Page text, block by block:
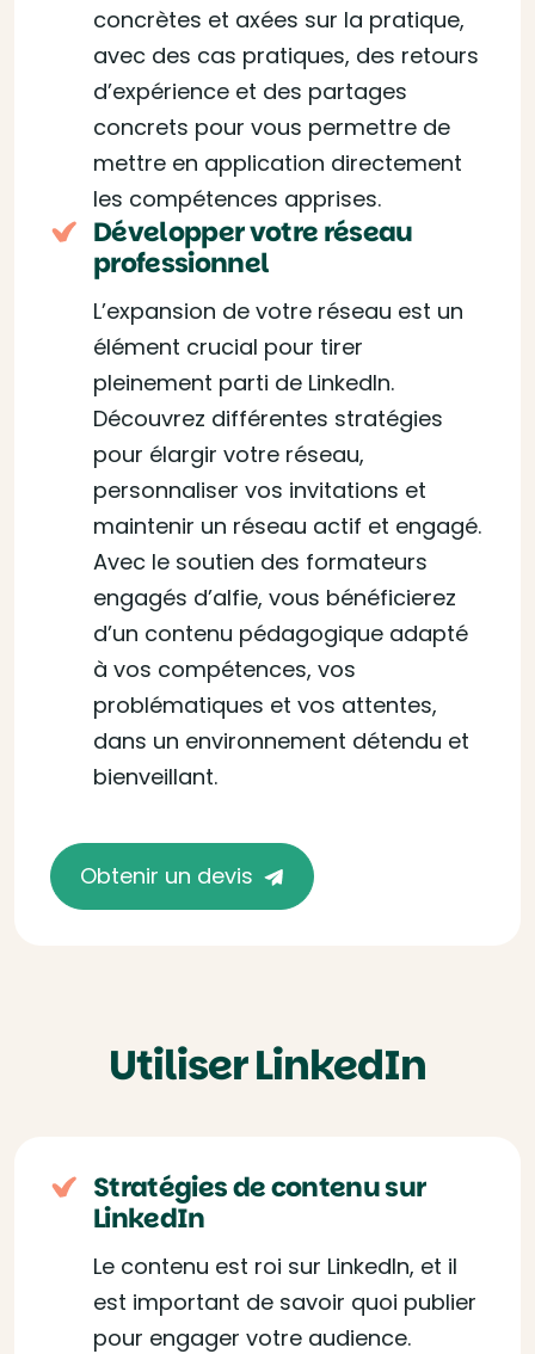
concrètes et axées sur la pratique,
avec des cas pratiques, des retours
d’expérience et des partages
concrets pour vous permettre de
mettre en application directement
les compétences apprises.
Développer votre réseau
professionnel
L’expansion de votre réseau est un
élément crucial pour tirer
pleinement parti de LinkedIn.
Découvrez différentes stratégies
pour élargir votre réseau,
personnaliser vos invitations et
maintenir un réseau actif et engagé.
Avec le soutien des formateurs
engagés d’alfie, vous bénéficierez
d’un contenu pédagogique adapté
à vos compétences, vos
problématiques et vos attentes,
dans un environnement détendu et
bienveillant.
Obtenir un devis
Utiliser LinkedIn
Stratégies de contenu sur
LinkedIn
Le contenu est roi sur LinkedIn, et il
est important de savoir quoi publier
pour engager votre audience.